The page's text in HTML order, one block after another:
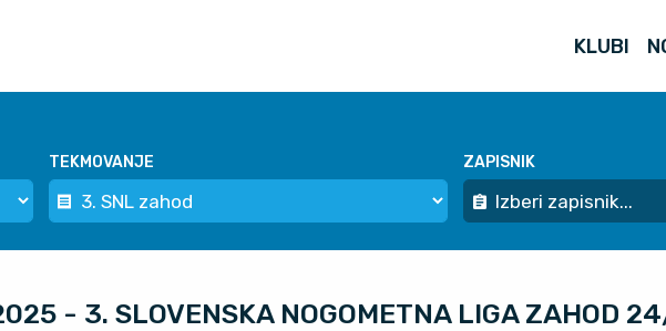
KLUBI
TEKMOVANJE ZAPISNIK
- 3. SLOVENSKA NOGOMETNA LIGA ZAHOD